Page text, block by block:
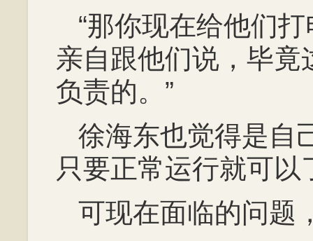
“那你现在给他们
亲自跟他们说，毕
负责的。”
徐海东也觉得是自
只要正常运行就可以
可现在面临的问题